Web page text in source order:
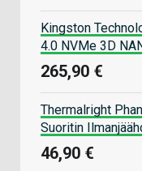
Kingston
4.0 NVMe 3D
265,90 €
Thermalright
Suoritin
46,90 €